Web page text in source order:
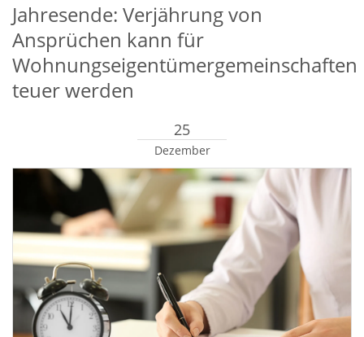
Jahresende: Verjährung von
Ansprüchen kann für
Wohnungseigentümergemeinschaften
teuer werden
25
Dezember